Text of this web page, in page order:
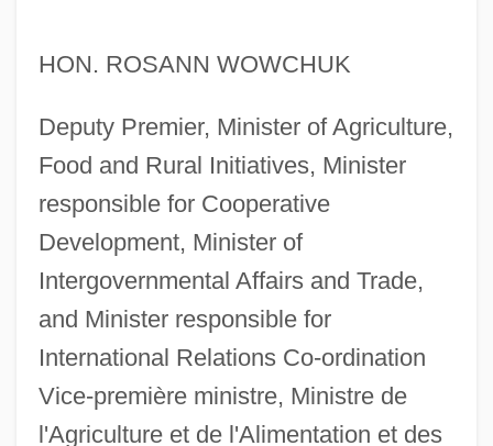
HON. ROSANN WOWCHUK
Deputy Premier, Minister of Agriculture,
Food and Rural Initiatives, Minister
responsible for Cooperative
Development, Minister of
Intergovernmental Affairs and Trade,
and Minister responsible for
International Relations Co-ordination
Vice-première ministre, Ministre de
l'Agriculture et de l'Alimentation et des